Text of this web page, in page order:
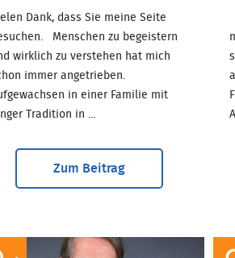
Dank, dass Sie meine Seite
Menschen zu begeistern
wirklich zu verstehen hat mich
immer angetrieben.
in einer Familie mit
Tradition in ...
Zum Beitrag